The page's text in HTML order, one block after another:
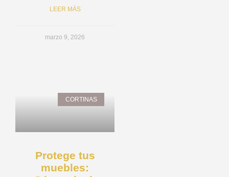
LEER MÁS
marzo 9, 2026
CORTINAS
Protege tus
muebles: